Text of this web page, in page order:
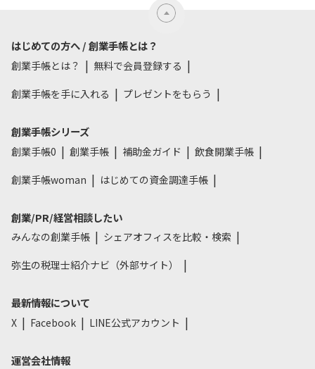
はじめての方へ / 創業手帳とは？
創業手帳とは？
無料で会員登録する
創業手帳を手に入れる
プレゼントをもらう
創業手帳シリーズ
創業手帳0 創業手帳 補助金ガイド
飲食開業手帳
創業手帳woman
はじめての資金調達手帳
創業/PR/経営相談したい
みんなの創業手帳
シェアオフィスを比較・検索
弥生の税理士紹介ナビ（外部サイト）
最新情報について
X Facebook LINE公式アカウント
運営会社情報